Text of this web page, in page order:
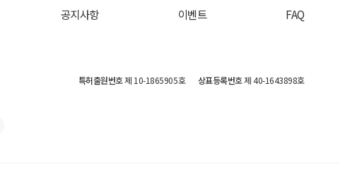
공지사항 이벤트 FAQ
특허출원번호제 10-1865905호 상표등록번호제 40-1643898호